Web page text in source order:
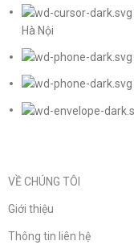
Hà Nội
VỀ CHÚNG TÔI
Giới thiệu
Thông tin liên hệ